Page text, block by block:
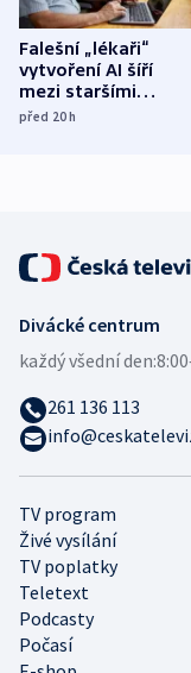
Falešní „lékaři“
vytvoření AI šíří
mezi staršími
Poláky nebezpečné
před 20h
TV program
Živé vysílání
TV poplatky
Teletext
Podcasty
Počasí
Divácké centrum
každý všední den:
261 136 113